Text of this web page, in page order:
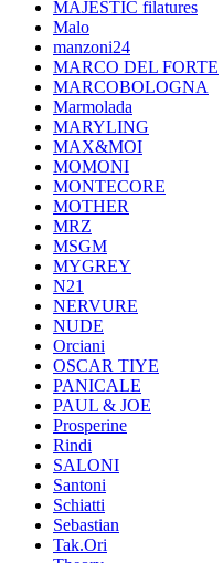
MAJESTIC filatures
Malo
manzoni24
MARCO DEL FORTE
MARCOBOLOGNA
Marmolada
MARYLING
MAX&MOI
MOMONI
MONTECORE
MOTHER
MRZ
MSGM
MYGREY
N21
NERVURE
NUDE
Orciani
OSCAR TIYE
PANICALE
PAUL & JOE
Prosperine
Rindi
SALONI
Santoni
Schiatti
Sebastian
Tak.Ori